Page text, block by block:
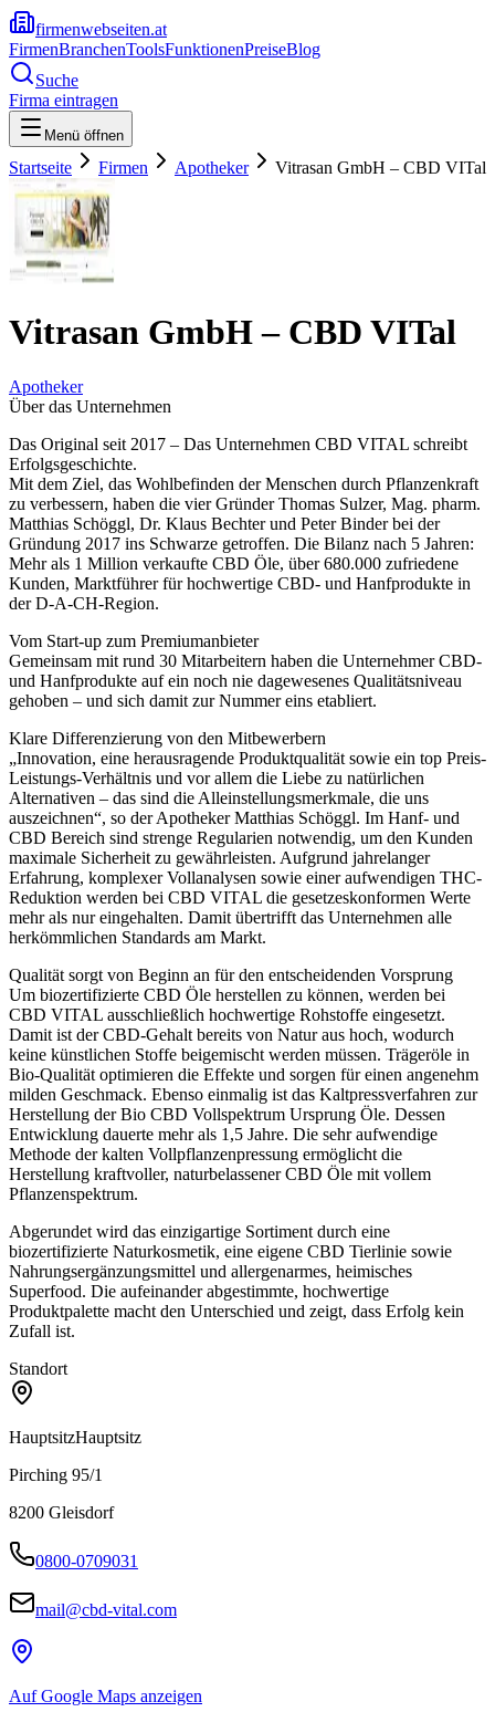
firmenwebseiten.at
FirmenBranchenToolsFunktionenPreiseBlog
Suche
Firma eintragen
Menü öffnen
Startseite Firmen Apotheker Vitrasan GmbH – CBD VITal
Vitrasan GmbH – CBD VITal
Apotheker
Über das Unternehmen
Das Original seit 2017 – Das Unternehmen CBD VITAL schreibt
Erfolgsgeschichte.
Mit dem Ziel, das Wohlbefinden der Menschen durch Pflanzenkraft
zu verbessern, haben die vier Gründer Thomas Sulzer, Mag. pharm.
Matthias Schöggl, Dr. Klaus Bechter und Peter Binder bei der
Gründung 2017 ins Schwarze getroffen. Die Bilanz nach 5 Jahren:
Mehr als 1 Million verkaufte CBD Öle, über 680.000 zufriedene
Kunden, Marktführer für hochwertige CBD- und Hanfprodukte in
der D-A-CH-Region.
Vom Start-up zum Premiumanbieter
Gemeinsam mit rund 30 Mitarbeitern haben die Unternehmer CBD-
und Hanfprodukte auf ein noch nie dagewesenes Qualitätsniveau
gehoben – und sich damit zur Nummer eins etabliert.
Klare Differenzierung von den Mitbewerbern
„Innovation, eine herausragende Produktqualität sowie ein top Preis-
Leistungs-Verhältnis und vor allem die Liebe zu natürlichen
Alternativen – das sind die Alleinstellungsmerkmale, die uns
auszeichnen“, so der Apotheker Matthias Schöggl. Im Hanf- und
CBD Bereich sind strenge Regularien notwendig, um den Kunden
maximale Sicherheit zu gewährleisten. Aufgrund jahrelanger
Erfahrung, komplexer Vollanalysen sowie einer aufwendigen THC-
Reduktion werden bei CBD VITAL die gesetzeskonformen Werte
mehr als nur eingehalten. Damit übertrifft das Unternehmen alle
herkömmlichen Standards am Markt.
Qualität sorgt von Beginn an für den entscheidenden Vorsprung
Um biozertifizierte CBD Öle herstellen zu können, werden bei
CBD VITAL ausschließlich hochwertige Rohstoffe eingesetzt.
Damit ist der CBD-Gehalt bereits von Natur aus hoch, wodurch
keine künstlichen Stoffe beigemischt werden müssen. Trägeröle in
Bio-Qualität optimieren die Effekte und sorgen für einen angenehm
milden Geschmack. Ebenso einmalig ist das Kaltpressverfahren zur
Herstellung der Bio CBD Vollspektrum Ursprung Öle. Dessen
Entwicklung dauerte mehr als 1,5 Jahre. Die sehr aufwendige
Methode der kalten Vollpflanzenpressung ermöglicht die
Herstellung kraftvoller, naturbelassener CBD Öle mit vollem
Pflanzenspektrum.
Abgerundet wird das einzigartige Sortiment durch eine
biozertifizierte Naturkosmetik, eine eigene CBD Tierlinie sowie
Nahrungsergänzungsmittel und allergenarmes, heimisches
Superfood. Die aufeinander abgestimmte, hochwertige
Produktpalette macht den Unterschied und zeigt, dass Erfolg kein
Zufall ist.
Standort
HauptsitzHauptsitz
Pirching 95/1
8200 Gleisdorf
0800-0709031
mail@cbd-vital.com
Auf Google Maps anzeigen